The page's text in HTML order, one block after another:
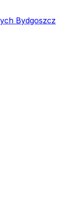
Bydgoszcz